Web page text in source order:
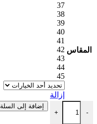
المقاس
37
38
39
40
41
42
43
44
45
إزالة
-
+
إضافة إلى السلة